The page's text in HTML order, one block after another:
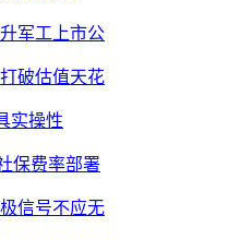
军工上市公
破估值天花
实操性
保费率部署
信号不应无